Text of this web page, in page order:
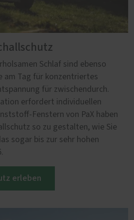
Schlaf sind ebenso
am Tag für konzentriertes
für zwischendurch.
erfordert individuellen
Fenstern von PaX haben
so zu gestalten, wie Sie
sogar bis zur sehr hohen
erleben